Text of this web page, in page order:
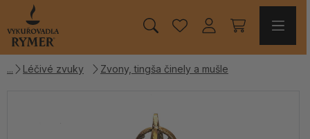
Léčivé zvuky Zvony, tingša činely a mušle